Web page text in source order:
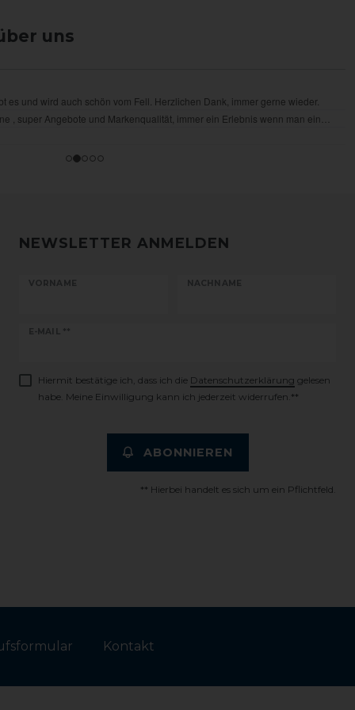
uns
NEWSLETTER ANMELDEN
VORNAME NACHNAME
E-MAIL **
Newsletter
Hiermit bestätige ich, dass ich die Daten­schutz­erklärung gelesen
habe. Meine Einwilligung kann ich jederzeit widerrufen.**
ABONNIEREN
** Hierbei handelt es sich um ein Pflichtfeld.
Kontakt